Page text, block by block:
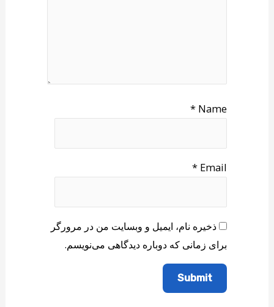
Name
*
Email
*
ذخیره نام، ایمیل و وبسایت من در مرورگر
برای زمانی که دوباره دیدگاهی می‌نویسم.